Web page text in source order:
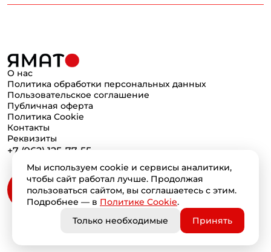
О нас
Политика обработки персональных данных
Пользовательское соглашение
Публичная оферта
Политика Cookie
Контакты
Реквизиты
+7 (962) 125-77-55
Мы используем cookie и сервисы аналитики,
чтобы сайт работал лучше. Продолжая
пользоваться сайтом, вы соглашаетесь с этим.
Подробнее — в Политике Cookie.
Только необходимые
Принять